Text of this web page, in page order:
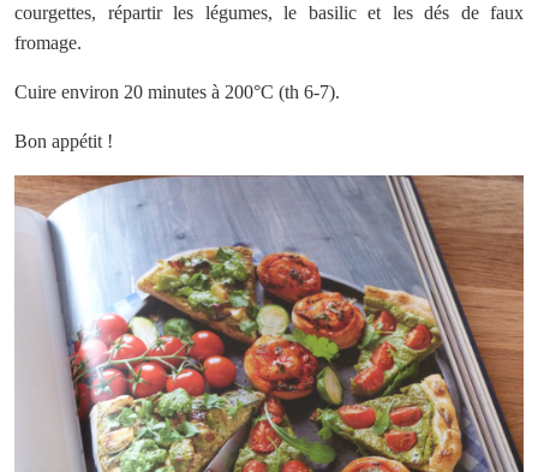
courgettes, répartir les légumes, le basilic et les dés de faux
fromage.
Cuire environ 20 minutes à 200°C (th 6-7).
Bon appétit !